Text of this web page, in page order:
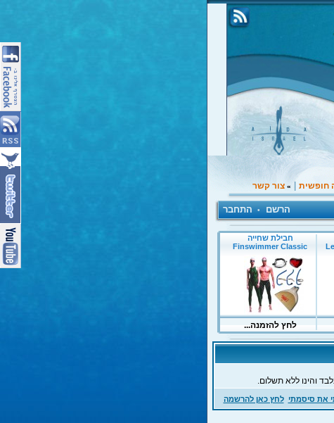
חופשית |
» צור קשר
הרשם • התחבר
והינו ללא תשלום.
את סיסמתי לחץ כאן להרשמה